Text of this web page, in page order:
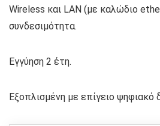
Wireless και LAN (με καλώδιο
συνδεσιμότητα.
Εγγύηση 2 έτη.
Εξοπλισμένη με επίγειο ψηφιακό